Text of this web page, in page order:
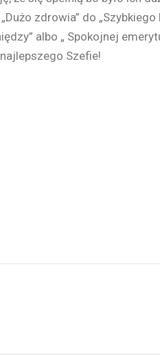
zdrowia” do
albo „ Spokojnej
Szefie!